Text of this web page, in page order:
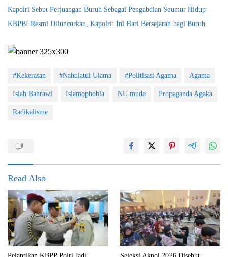
Kapolri Sebut Perjuangan Buruh Sebagai Pengabdian Seumur Hidup
KBPBI Resmi Diluncurkan, Kapolri: Ini Hari Bersejarah bagi Buruh
#Kekerasan #Nahdlatul Ulama #Politisasi Agama Agama
Islah Bahrawi Islamophobia NU muda Propaganda Agaka
Radikalisme
Read Also